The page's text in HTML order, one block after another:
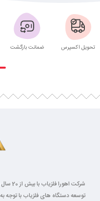
تحویل اکسپرس ضمانت بازگشت
شرکت
توسعه دستگاه های فلزیاب با توجه